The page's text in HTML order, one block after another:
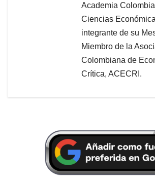
Academia
Ciencias
integrante de su
Miembro de la
Colombiana de
Crítica, ACECRI.